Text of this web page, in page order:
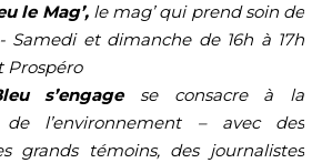
le Mag’, le mag’ qui prend soin de
Samedi et dimanche de 16h à 17h
Prospéro
s’engage se consacre à la
de l’environnement – avec des
grands témoins, des journalistes